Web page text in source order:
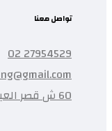
تواصل معنا
27954529 02
60 ش قصر العيني , القاهرة